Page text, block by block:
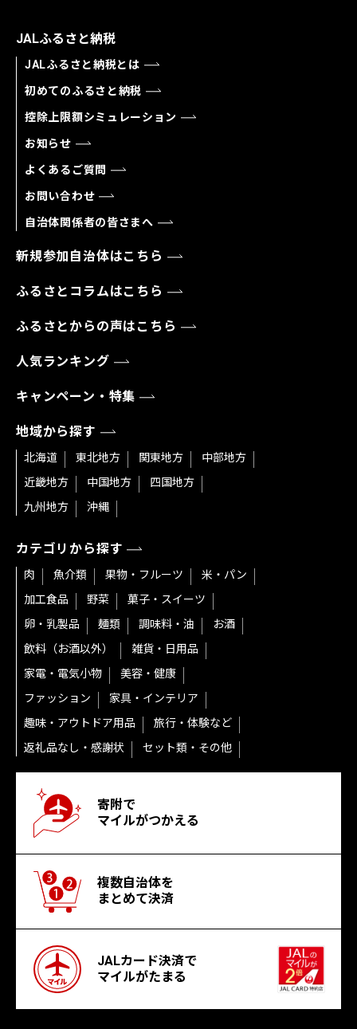
JALふるさと納税
JALふるさと納税とは
初めてのふるさと納税
控除上限額シミュレーション
お知らせ
よくあるご質問
お問い合わせ
自治体関係者の皆さまへ
新規参加自治体はこちら
ふるさとコラムはこちら
ふるさとからの声はこちら
人気ランキング
キャンペーン・特集
地域から探す
北海道 東北地方 関東地方
中部地方
近畿地方
中国地方
四国地方
九州地方
沖縄
カテゴリから探す
肉 魚介類 果物・フルーツ
米・パン
加工食品
野菜
菓子・スイーツ
卵・乳製品
麺類 調味料・油
お酒
飲料（お酒以外）
雑貨・日用品
家電・電気小物
美容・健康
ファッション
家具・インテリア
趣味・アウトドア用品
旅行・体験など
返礼品なし・感謝状
セット類・その他
寄附で
マイルがつかえる
複数自治体を
まとめて決済
JALカード決済で
マイルがたまる